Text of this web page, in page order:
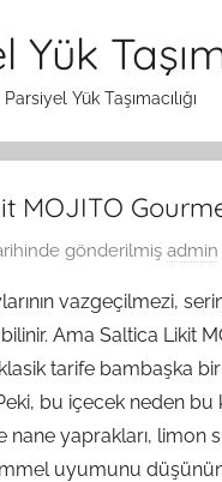
Parsiyel Yük Taşımacılığı
MOJITO
gönderilmiş admin
vazgeçilmezi,
Ama Saltica Likit
tarife bambaşka
bu içecek neden
nane yaprakları, limon
uyumunu